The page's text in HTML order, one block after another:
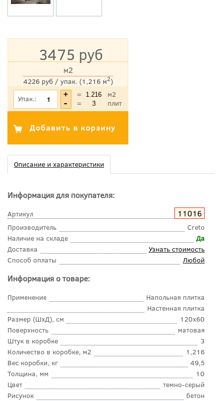
3475 руб
4226 руб / упак. (1,216 м2)
м2
*Цена указана с учетом НДС
Упак.: =
м2
=
плит
Описание и характеристики
Информация для покупателя:
Артикул 11016
Производитель
Creto
Наличие на складе
Да
Доставка
Узнать стоимость
Способ оплаты
Любой
Информация о товаре:
Применение
Напольная плитка
Настенная плитка
Размер (ШхД), см
120x60
Поверхность
матовая
Штук в коробке
3
Количество в коробке, м2
1,216
Вес коробки, кг
49,5
Толщина, мм
10
Цвет
темно-серый
Рисунок
бетон